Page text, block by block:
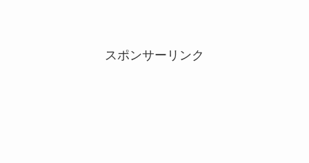
スポンサーリンク